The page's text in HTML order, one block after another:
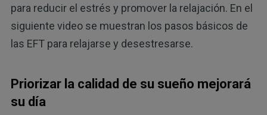
para reducir el estrés y promover la relajación. En el
siguiente video se muestran los pasos básicos de
las EFT para relajarse y desestresarse.
Priorizar la calidad de su sueño mejorará
su día